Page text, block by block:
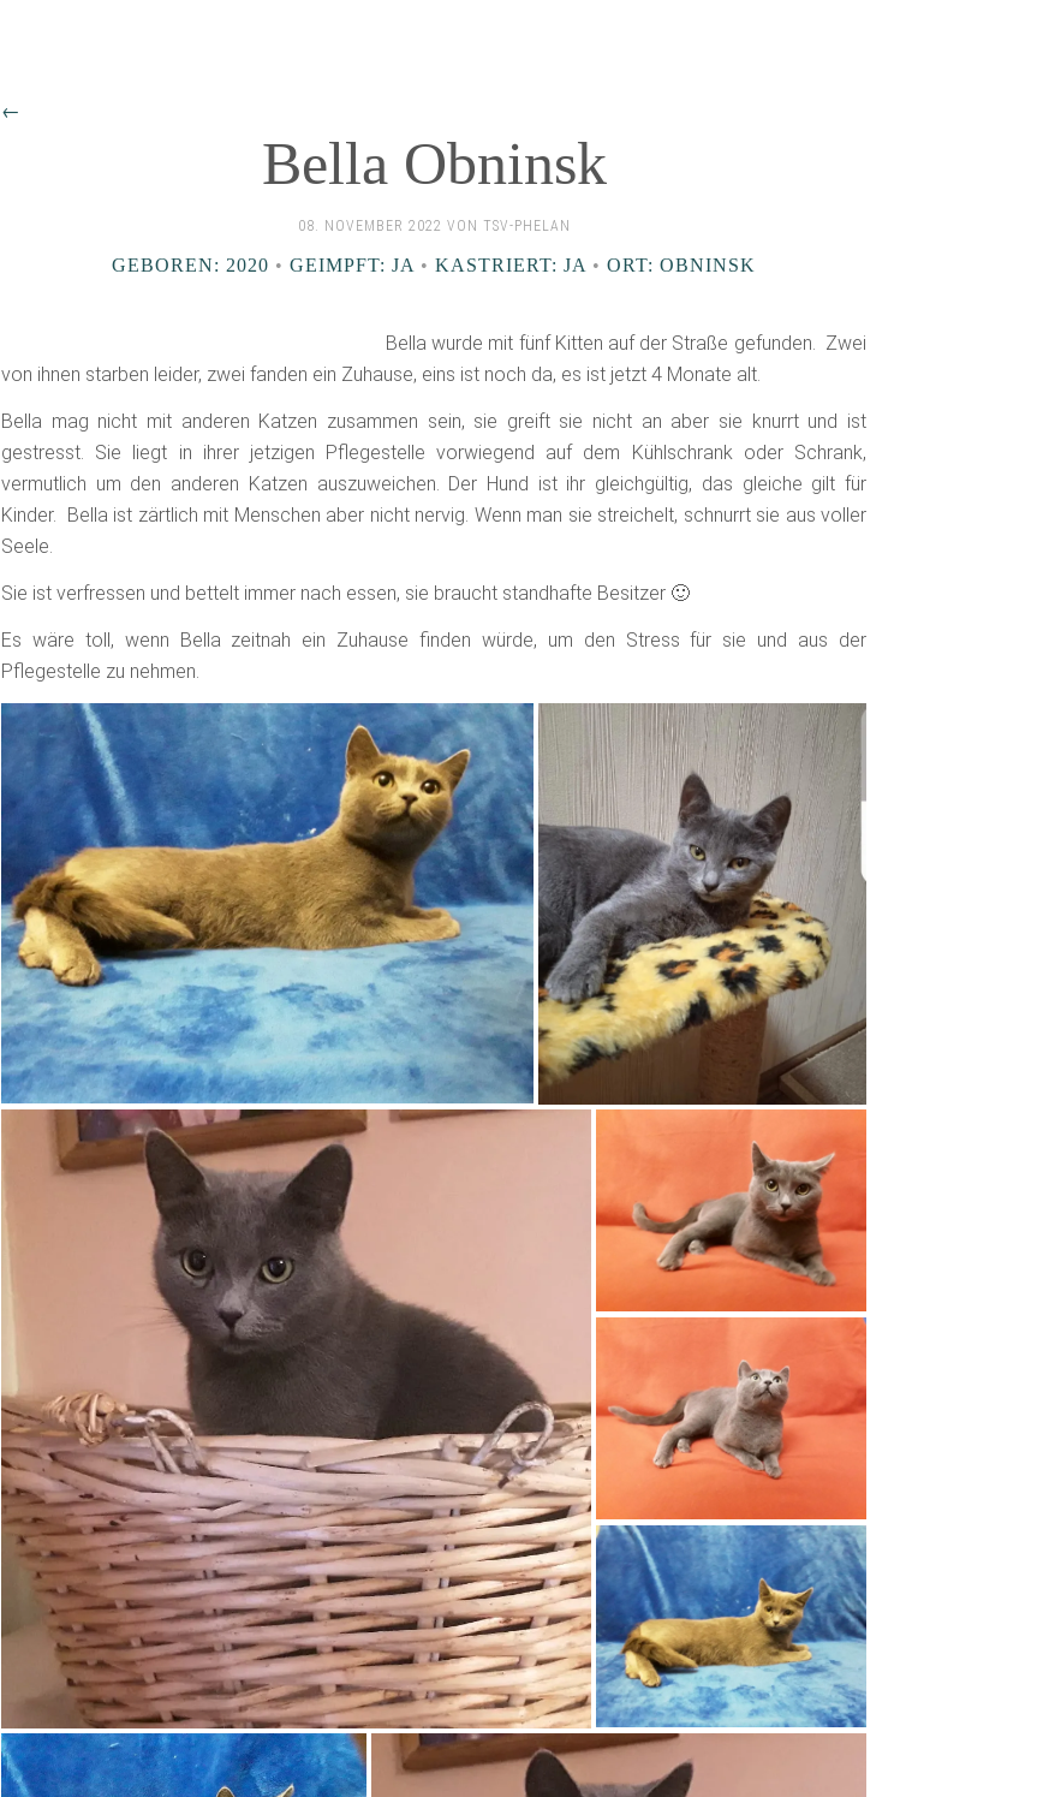
←
Bella Obninsk
08. NOVEMBER 2022 VON TSV-PHELAN
GEBOREN: 2020 • GEIMPFT: JA • KASTRIERT: JA • ORT: OBNINSK
Bella wurde mit fünf Kitten auf der Straße gefunden. Zwei
von ihnen starben leider, zwei fanden ein Zuhause, eins ist noch da, es ist jetzt 4 Monate alt.
Bella mag nicht mit anderen Katzen zusammen sein, sie greift sie nicht an aber sie knurrt und ist
gestresst. Sie liegt in ihrer jetzigen Pflegestelle vorwiegend auf dem Kühlschrank oder Schrank,
vermutlich um den anderen Katzen auszuweichen. Der Hund ist ihr gleichgültig, das gleiche gilt für
Kinder. Bella ist zärtlich mit Menschen aber nicht nervig. Wenn man sie streichelt, schnurrt sie aus voller
Seele.
Sie ist verfressen und bettelt immer nach essen, sie braucht standhafte Besitzer 🙂
Es wäre toll, wenn Bella zeitnah ein Zuhause finden würde, um den Stress für sie und aus der
Pflegestelle zu nehmen.